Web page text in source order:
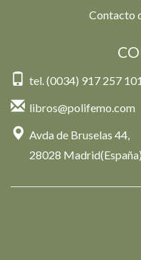
Contacto
tel. (0034) 917 257 101
libros@polifemo.com
Avda de Bruselas 44,
28028 Madrid(España)